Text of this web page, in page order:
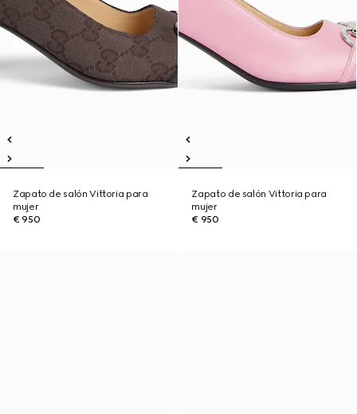
Zapato de salón Vittoria para
mujer
€ 950
Zapato de salón Vittoria para
mujer
€ 950